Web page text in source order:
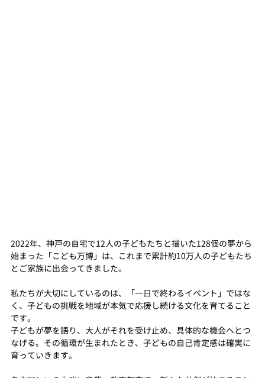
2022年、神戸の自宅で12人の子どもたちと描いた128個の夢から
始まった「こども万博」は、これまで累計約10万人の子どもたち
とご家族に出会ってきました。
私たちが大切にしているのは、「一日で終わるイベント」ではな
く、子どもの挑戦を地域が本気で応援し続ける文化を育てること
です。
子どもが夢を語り、大人がそれを受け止め、具体的な機会へとつ
なげる。その循環が生まれたとき、子どもの自己肯定感は確実に
育っていきます。